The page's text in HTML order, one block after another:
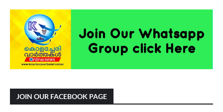
JOIN OUR FACEBOOK PAGE